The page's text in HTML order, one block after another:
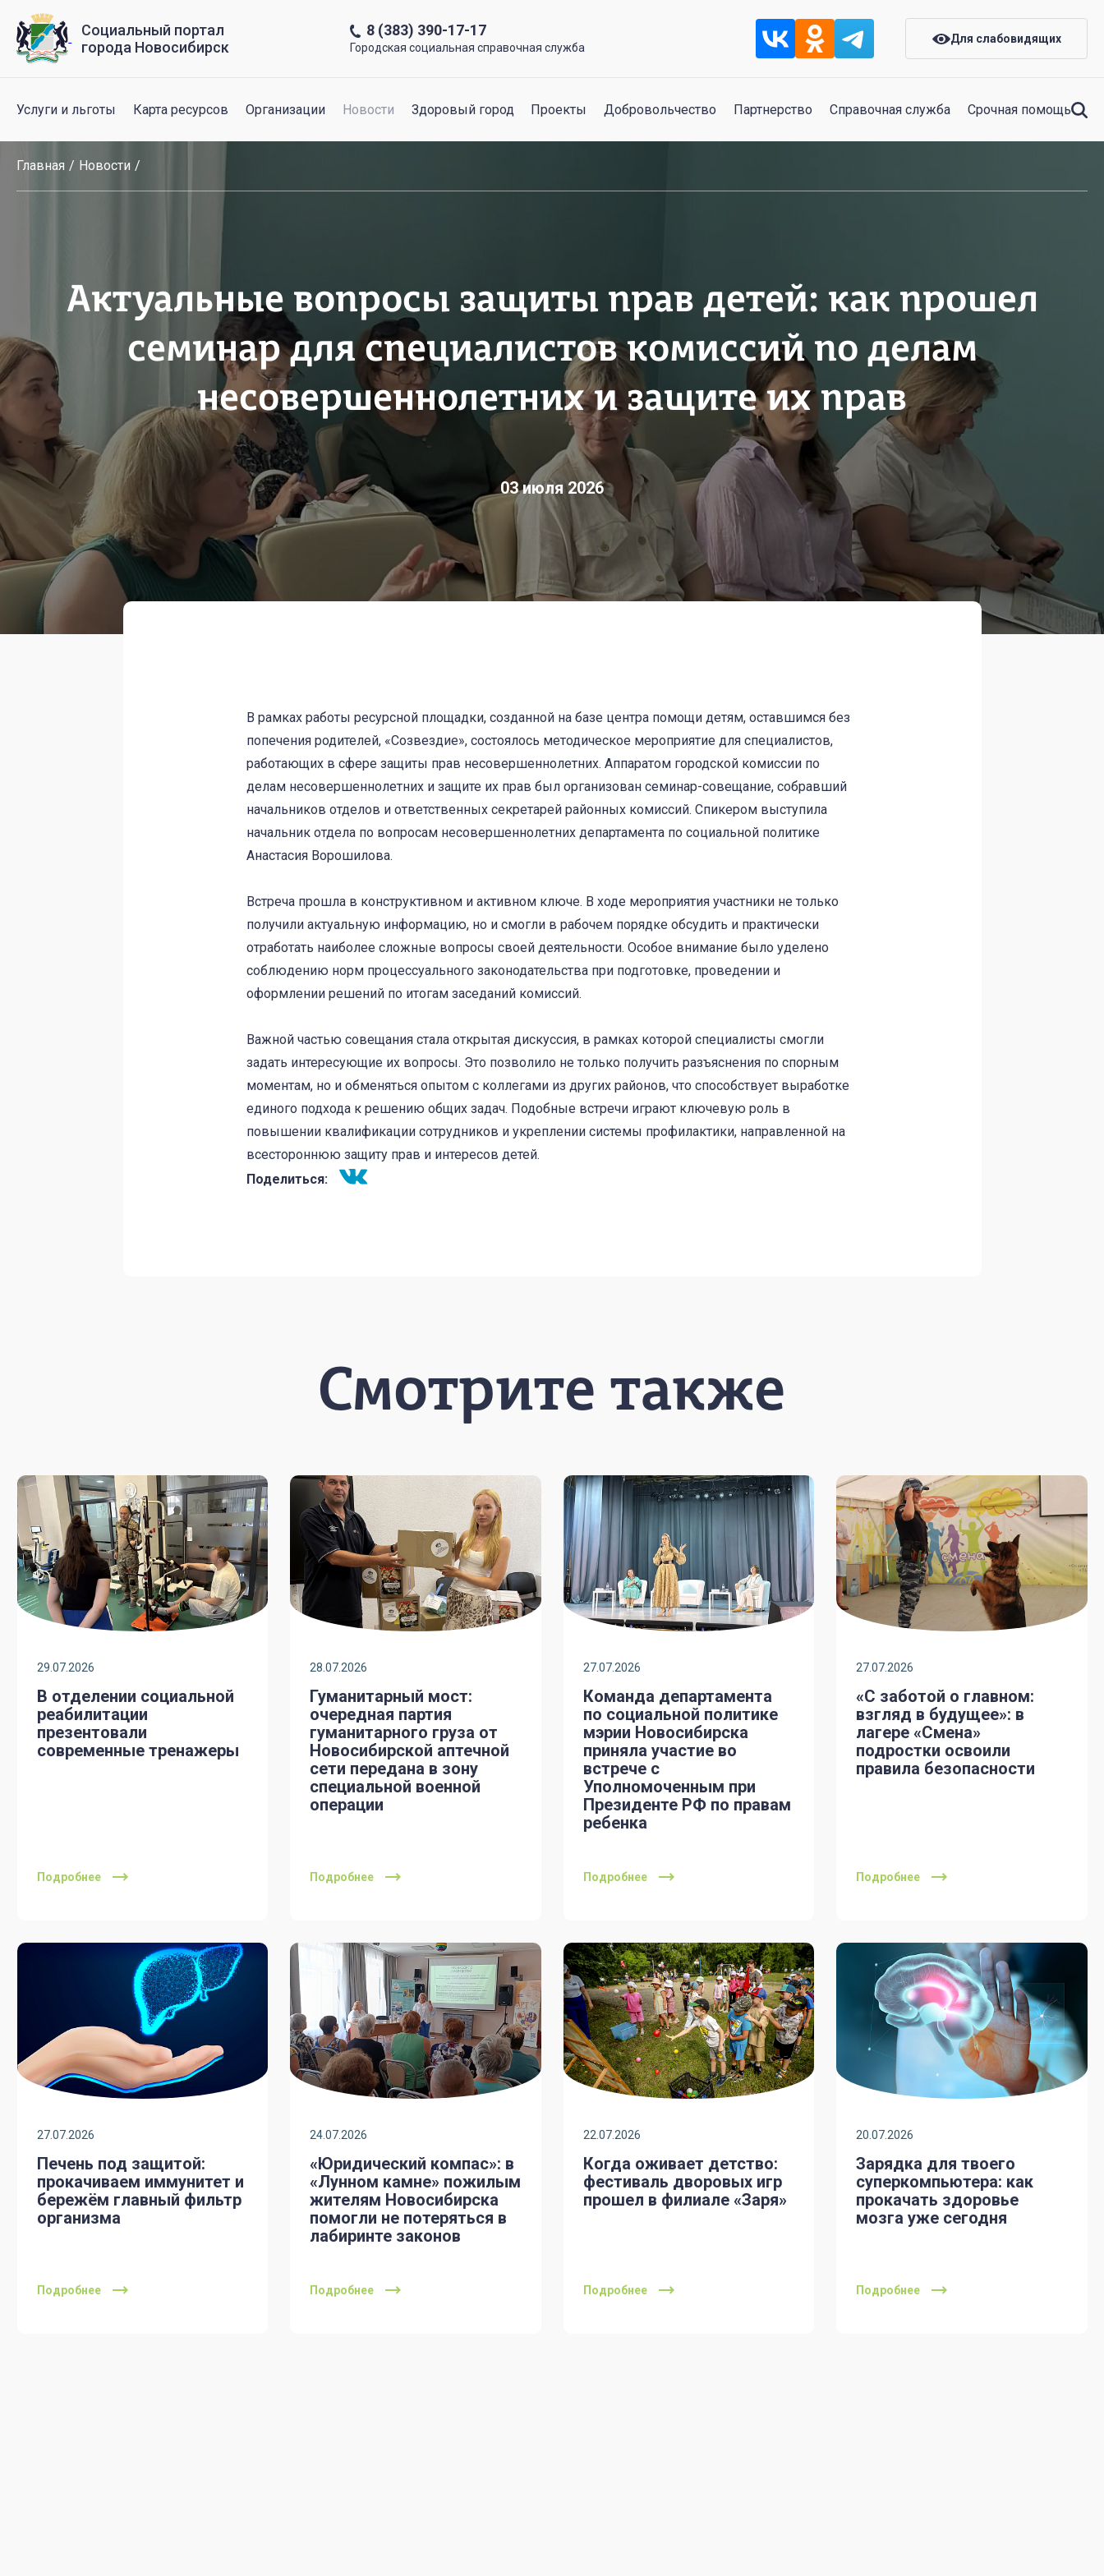
Социальный портал
города Новосибирск
8 (383) 390-17-17
Городская социальная справочная служба
Для слабовидящих
Услуги и льготы Карта ресурсов Организации Новости Здоровый город Проекты Добровольчество Партнерство Справочная служба Срочная помощь
Главная Новости
Актуальные вопросы защиты прав детей: как прошел
семинар для специалистов комиссий по делам
несовершеннолетних и защите их прав
03 июля 2026
В рамках работы ресурсной площадки, созданной на базе центра помощи детям, оставшимся без
попечения родителей, «Созвездие», состоялось методическое мероприятие для специалистов,
работающих в сфере защиты прав несовершеннолетних. Аппаратом городской комиссии по
делам несовершеннолетних и защите их прав был организован семинар-совещание, собравший
начальников отделов и ответственных секретарей районных комиссий. Спикером выступила
начальник отдела по вопросам несовершеннолетних департамента по социальной политике
Анастасия Ворошилова.
Встреча прошла в конструктивном и активном ключе. В ходе мероприятия участники не только
получили актуальную информацию, но и смогли в рабочем порядке обсудить и практически
отработать наиболее сложные вопросы своей деятельности. Особое внимание было уделено
соблюдению норм процессуального законодательства при подготовке, проведении и
оформлении решений по итогам заседаний комиссий.
Важной частью совещания стала открытая дискуссия, в рамках которой специалисты смогли
задать интересующие их вопросы. Это позволило не только получить разъяснения по спорным
моментам, но и обменяться опытом с коллегами из других районов, что способствует выработке
единого подхода к решению общих задач. Подобные встречи играют ключевую роль в
повышении квалификации сотрудников и укреплении системы профилактики, направленной на
всестороннюю защиту прав и интересов детей.
Поделиться:
Смотрите также
29.07.2026
В отделении социальной
реабилитации
презентовали
современные тренажеры
Подробнее
28.07.2026
Гуманитарный мост:
очередная партия
гуманитарного груза от
Новосибирской аптечной
сети передана в зону
специальной военной
операции
Подробнее
27.07.2026
Команда департамента
по социальной политике
мэрии Новосибирска
приняла участие во
встрече с
Уполномоченным при
Президенте РФ по правам
ребенка
Подробнее
27.07.2026
«С заботой о главном:
взгляд в будущее»: в
лагере «Смена»
подростки освоили
правила безопасности
Подробнее
27.07.2026
Печень под защитой:
прокачиваем иммунитет и
бережём главный фильтр
организма
Подробнее
24.07.2026
«Юридический компас»: в
«Лунном камне» пожилым
жителям Новосибирска
помогли не потеряться в
лабиринте законов
Подробнее
22.07.2026
Когда оживает детство:
фестиваль дворовых игр
прошел в филиале «Заря»
Подробнее
20.07.2026
Зарядка для твоего
суперкомпьютера: как
прокачать здоровье
мозга уже сегодня
Подробнее